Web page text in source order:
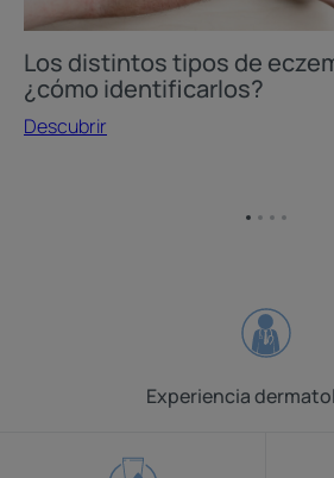
identificarlos?
Los distintos tipos de
¿cómo identificarlos?
Descubrir
IrIrIrIr
Experiencia